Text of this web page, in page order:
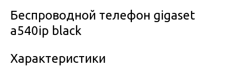
Беспроводной телефон gigaset
a540ip black
Характеристики